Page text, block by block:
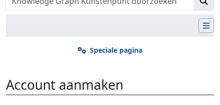
Speciale pagina
Account aanmaken